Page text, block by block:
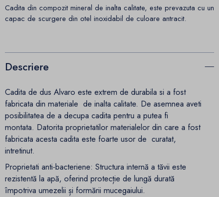
Cadita din compozit mineral de inalta calitate, este prevazuta cu un
capac de scurgere din otel inoxidabil de culoare antracit.
Descriere
Cadita de dus Alvaro este extrem de durabila si a fost
fabricata din materiale de inalta calitate. De asemnea aveti
posibilitatea de a decupa cadita pentru a putea fi
montata. Datorita proprietatilor materialelor din care a fost
fabricata acesta cadita este foarte usor de curatat,
intretinut.
Proprietati anti-bacteriene: Structura internă a tăvii este
rezistentă la apă, oferind protecție de lungă durată
împotriva umezelii și formării mucegaiului.